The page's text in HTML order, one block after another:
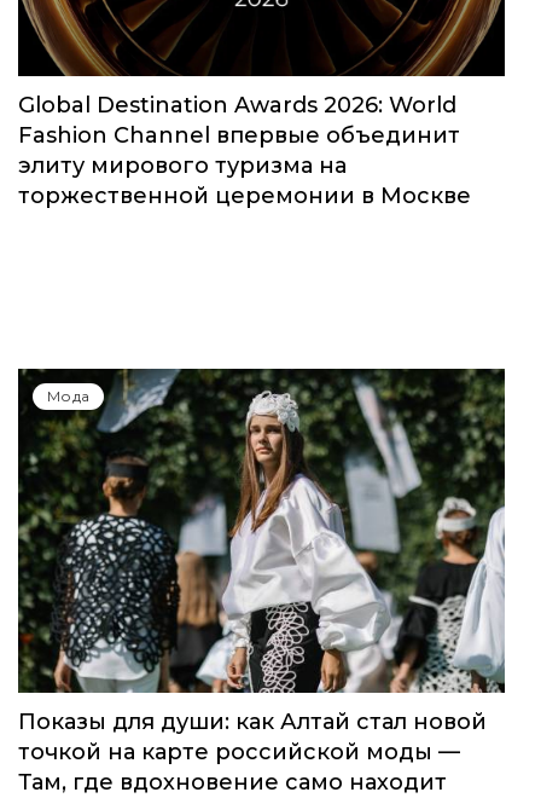
Global Destination Awards 2026: World
Fashion Channel впервые объединит
элиту мирового туризма на
торжественной церемонии в Москве
Мода
Показы для души: как Алтай стал новой
точкой на карте российской моды —
Там, где вдохновение само находит